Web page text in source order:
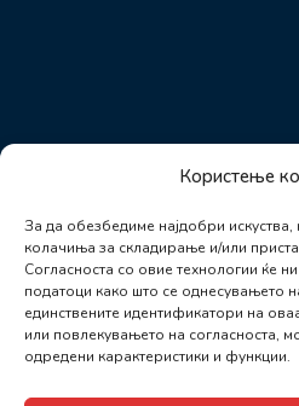
Користење
За да обезбедиме најдобри искуства,
колачиња за складирање и/или
Согласноста со овие технологии ќе
податоци како што се однесувањето
единствените идентификатори на
или повлекувањето на согласноста,
одредени карактеристики и функции.